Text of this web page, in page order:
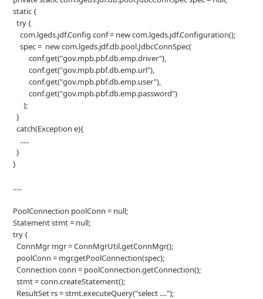
static {
try {
com.lgeds.jdf.Config conf = new com.lgeds.jdf.Configuration();
spec = new com.lgeds.jdf.db.pool.JdbcConnSpec(
conf.get("gov.mpb.pbf.db.emp.driver"),
conf.get("gov.mpb.pbf.db.emp.url"),
conf.get("gov.mpb.pbf.db.emp.user"),
conf.get("gov.mpb.pbf.db.emp.password")
);
}
catch(Exception e){
.....
}
}
.....
PoolConnection poolConn = null;
Statement stmt = null;
try {
ConnMgr mgr = ConnMgrUtil.getConnMgr();
poolConn = mgr.getPoolConnection(spec);
Connection conn = poolConnection.getConnection();
stmt = conn.createStatement();
ResultSet rs = stmt.executeQuery("select ....");